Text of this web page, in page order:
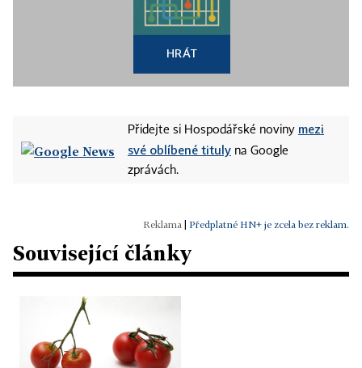
HRÁT
Přidejte si Hospodářské noviny mezi
své oblíbené tituly na Google
zprávách.
Předplatné HN+ je zcela bez reklam.
Související články